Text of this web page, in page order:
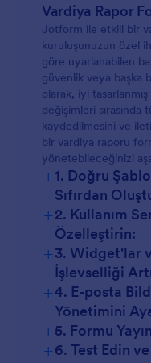
Vardiya Rapor
Jotform ile etkili bir
kuruluşunuzun özel
göre uyarlanabilen
güvenlik veya başka
olarak, iyi
değişimleri
kaydedilmesini ve
bir vardiya raporu
yönetebileceğinizi
+1. Doğru
Sıfırdan
+2. Kullanım
Özelleştirin:
+3. Widget'lar
İşlevselliği
+4. E-posta
Yönetimini
+5. Formu
+6. Test Edin